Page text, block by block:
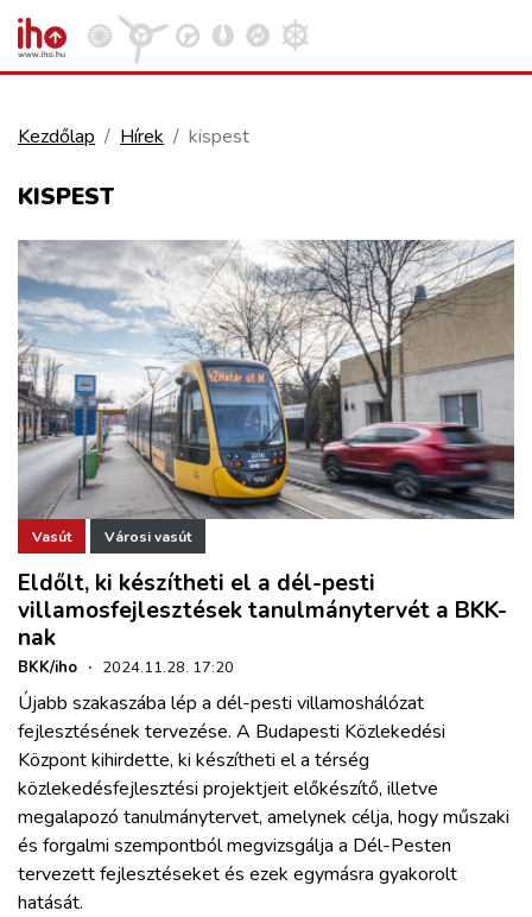
KÖZÚT
REPÜLÉS
KÖZLEKEDÉSFEJLESZTÉS
ELLÁTÁSI LÁNC
ZÖLDÚT
HAJÓZÁS
BLOG
ARCHÍVUM
WEBSHOP
BELÉPÉS
Kezdőlap Hírek kispest
KISPEST
Vasút Városi vasút
Eldőlt, ki készítheti el a dél-pesti
villamosfejlesztések tanulmánytervét a BKK-
nak
BKK/iho · 2024.11.28. 17:20
Újabb szakaszába lép a dél-pesti villamoshálózat
fejlesztésének tervezése. A Budapesti Közlekedési
Központ kihirdette, ki készítheti el a térség
közlekedésfejlesztési projektjeit előkészítő, illetve
megalapozó tanulmánytervet, amelynek célja, hogy műszaki
és forgalmi szempontból megvizsgálja a Dél-Pesten
tervezett fejlesztéseket és ezek egymásra gyakorolt
hatását.